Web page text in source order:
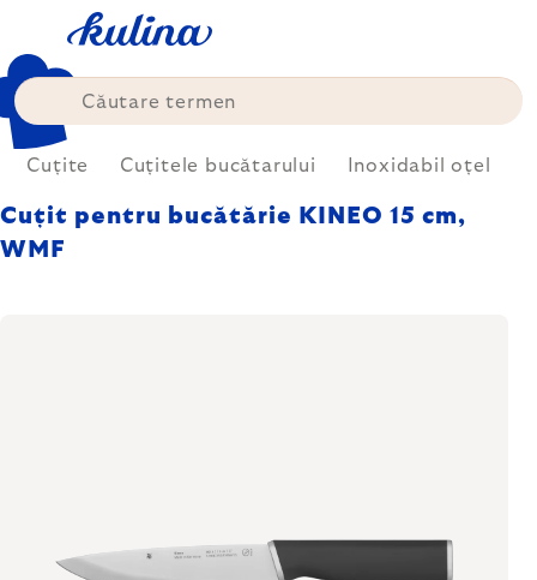
conținut
Cuțite Cuțitele bucătarului Inoxidabil oțel
Cuțit pentru bucătărie KINEO 15 cm,
WMF